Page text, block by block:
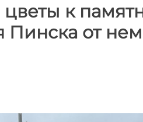
к
Пинска от